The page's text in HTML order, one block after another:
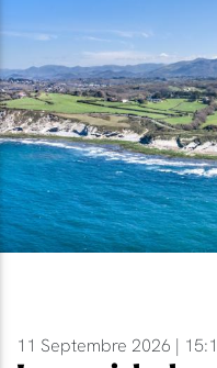
11 Septembre 2026 |